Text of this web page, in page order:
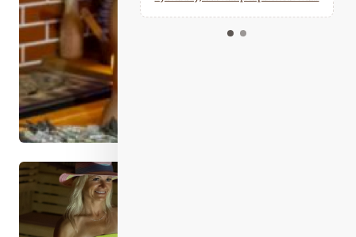
Kalendář událostí
Odebírejte náš newsletter